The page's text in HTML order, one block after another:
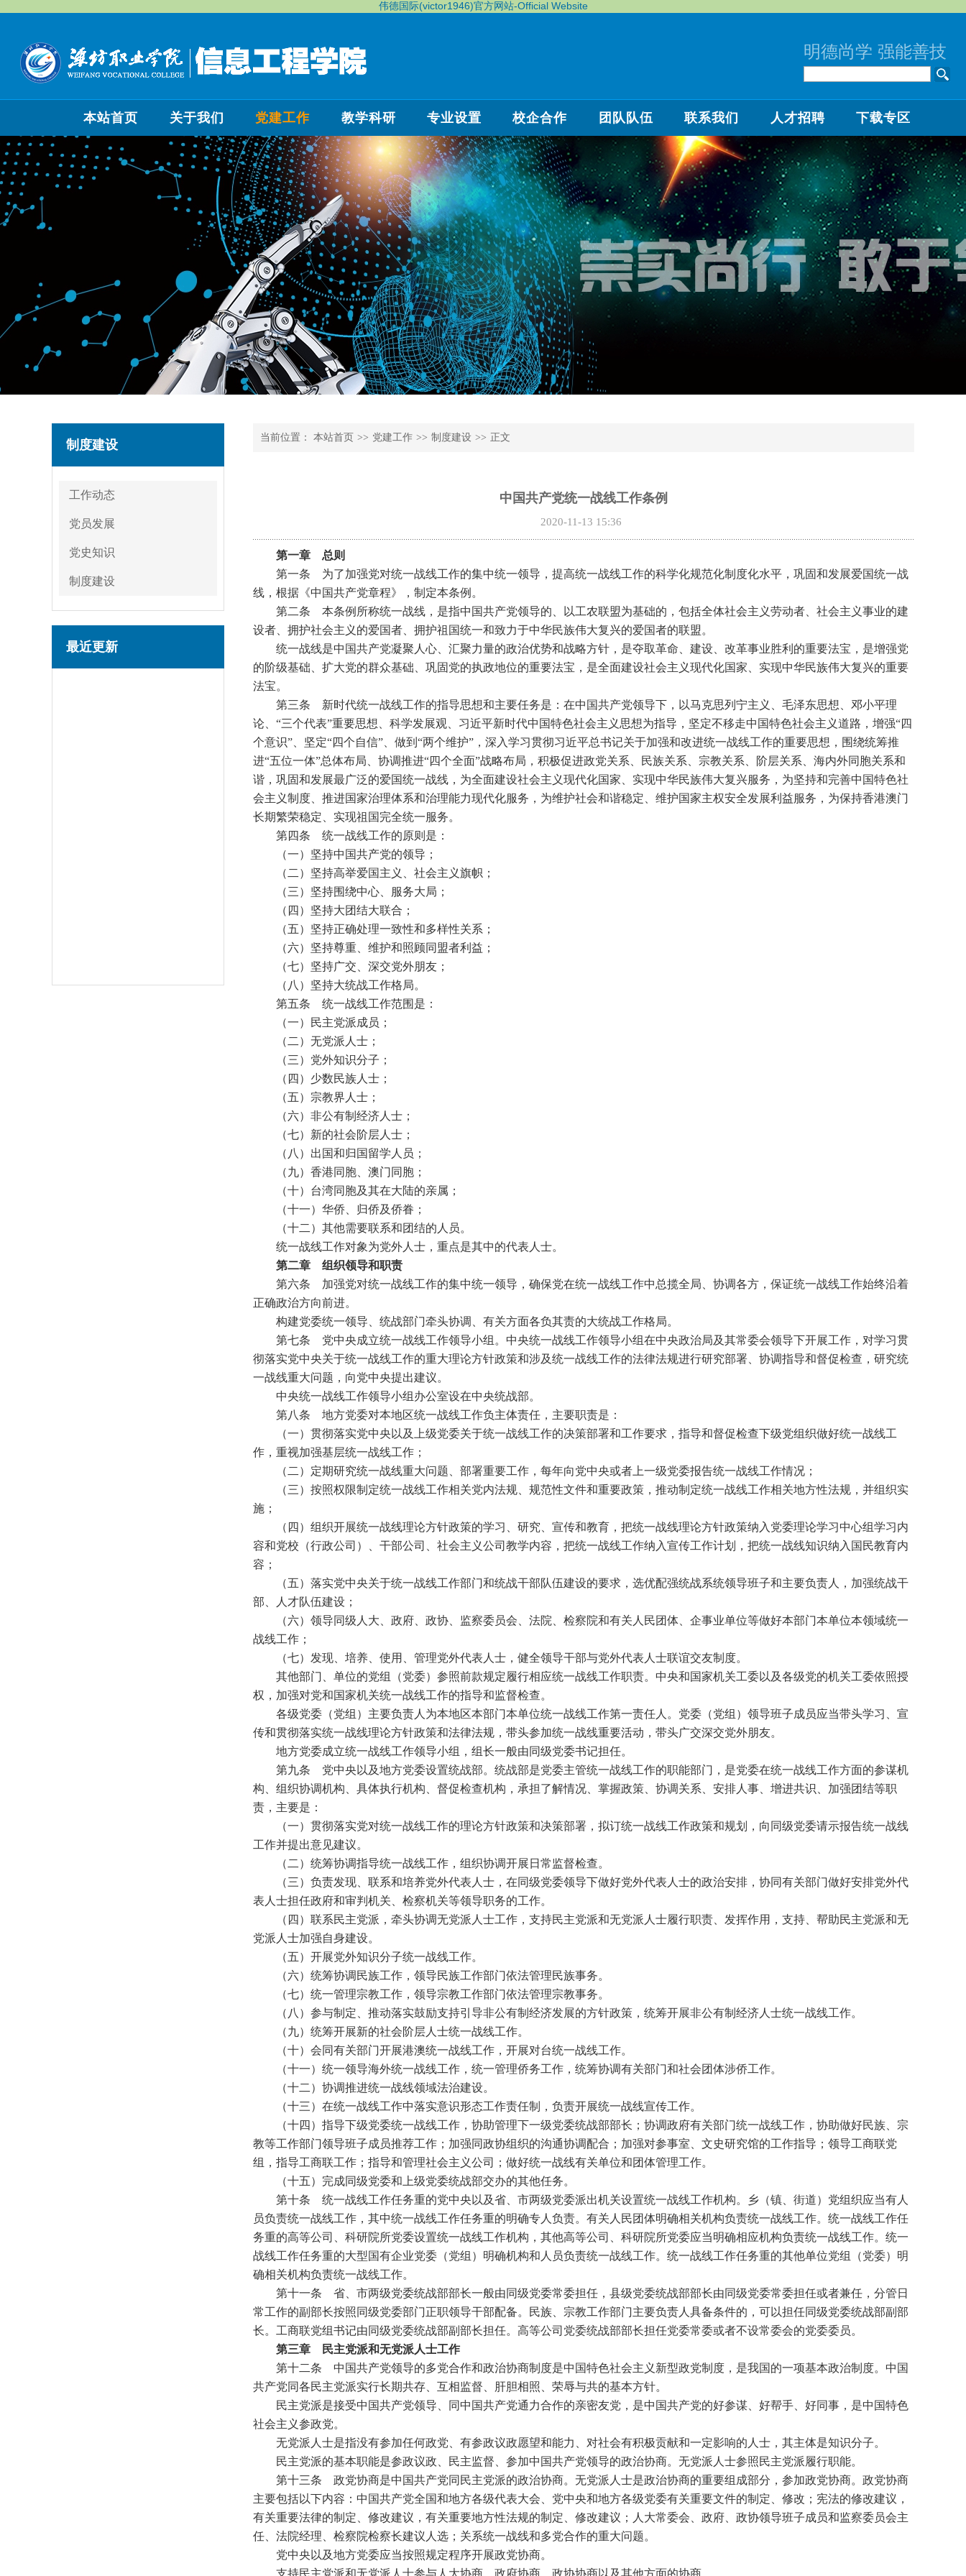
伟德国际(victor1946)官方网站-Official Website
明德尚学 强能善技
本站首页 关于我们 党建工作 教学科研 专业设置 校企合作 团队队伍 联系我们 人才招聘 下载专区
制度建设
工作动态
党员发展
党史知识
制度建设
最近更新
当前位置： 本站首页 >> 党建工作 >> 制度建设 >> 正文
中国共产党统一战线工作条例
2020-11-13 15:36
第一章 总则
第一条 为了加强党对统一战线工作的集中统一领导，提高统一战线工作的科学化规范化制度化水平，巩固和发展爱国统一战
线，根据《中国共产党章程》，制定本条例。
第二条 本条例所称统一战线，是指中国共产党领导的、以工农联盟为基础的，包括全体社会主义劳动者、社会主义事业的建
设者、拥护社会主义的爱国者、拥护祖国统一和致力于中华民族伟大复兴的爱国者的联盟。
统一战线是中国共产党凝聚人心、汇聚力量的政治优势和战略方针，是夺取革命、建设、改革事业胜利的重要法宝，是增强党
的阶级基础、扩大党的群众基础、巩固党的执政地位的重要法宝，是全面建设社会主义现代化国家、实现中华民族伟大复兴的重要
法宝。
第三条 新时代统一战线工作的指导思想和主要任务是：在中国共产党领导下，以马克思列宁主义、毛泽东思想、邓小平理
论、 “三个代表”重要思想、科学发展观、习近平新时代中国特色社会主义思想为指导，坚定不移走中国特色社会主义道路，增强“四
个意识” 、坚定“四个自信” 、做到 “两个维护” ，深入学习贯彻习近平总书记关于加强和改进统一战线工作的重要思想，围绕统筹推
进“五位一体”总体布局、协调推进“四个全面”战略布局，积极促进政党关系、民族关系、宗教关系、阶层关系、海内外同胞关系和
谐，巩固和发展最广泛的爱国统一战线，为全面建设社会主义现代化国家、实现中华民族伟大复兴服务，为坚持和完善中国特色社
会主义制度、推进国家治理体系和治理能力现代化服务，为维护社会和谐稳定、维护国家主权安全发展利益服务，为保持香港澳门
长期繁荣稳定、实现祖国完全统一服务。
第四条 统一战线工作的原则是：
（一）坚持中国共产党的领导；
（二）坚持高举爱国主义、社会主义旗帜；
（三）坚持围绕中心、服务大局；
（四）坚持大团结大联合；
（五）坚持正确处理一致性和多样性关系；
（六）坚持尊重、维护和照顾同盟者利益；
（七）坚持广交、深交党外朋友；
（八）坚持大统战工作格局。
第五条 统一战线工作范围是：
（一）民主党派成员；
（二）无党派人士；
（三）党外知识分子；
（四）少数民族人士；
（五）宗教界人士；
（六）非公有制经济人士；
（七）新的社会阶层人士；
（八）出国和归国留学人员；
（九）香港同胞、澳门同胞；
（十）台湾同胞及其在大陆的亲属；
（十一）华侨、归侨及侨眷；
（十二）其他需要联系和团结的人员。
统一战线工作对象为党外人士，重点是其中的代表人士。
第二章 组织领导和职责
第六条 加强党对统一战线工作的集中统一领导，确保党在统一战线工作中总揽全局、协调各方，保证统一战线工作始终沿着
正确政治方向前进。
构建党委统一领导、统战部门牵头协调、有关方面各负其责的大统战工作格局。
第七条 党中央成立统一战线工作领导小组。中央统一战线工作领导小组在中央政治局及其常委会领导下开展工作，对学习贯
彻落实党中央关于统一战线工作的重大理论方针政策和涉及统一战线工作的法律法规进行研究部署、协调指导和督促检查，研究统
一战线重大问题，向党中央提出建议。
中央统一战线工作领导小组办公室设在中央统战部。
第八条 地方党委对本地区统一战线工作负主体责任，主要职责是：
（一）贯彻落实党中央以及上级党委关于统一战线工作的决策部署和工作要求，指导和督促检查下级党组织做好统一战线工
作，重视加强基层统一战线工作；
（二）定期研究统一战线重大问题、部署重要工作，每年向党中央或者上一级党委报告统一战线工作情况；
（三）按照权限制定统一战线工作相关党内法规、规范性文件和重要政策，推动制定统一战线工作相关地方性法规，并组织实
施；
（四）组织开展统一战线理论方针政策的学习、研究、宣传和教育，把统一战线理论方针政策纳入党委理论学习中心组学习内
容和党校（行政公司）、干部公司、社会主义公司教学内容，把统一战线工作纳入宣传工作计划，把统一战线知识纳入国民教育内
容；
（五）落实党中央关于统一战线工作部门和统战干部队伍建设的要求，选优配强统战系统领导班子和主要负责人，加强统战干
部、人才队伍建设；
（六）领导同级人大、政府、政协、监察委员会、法院、检察院和有关人民团体、企事业单位等做好本部门本单位本领域统一
战线工作；
（七）发现、培养、使用、管理党外代表人士，健全领导干部与党外代表人士联谊交友制度。
其他部门、单位的党组（党委）参照前款规定履行相应统一战线工作职责。中央和国家机关工委以及各级党的机关工委依照授
权，加强对党和国家机关统一战线工作的指导和监督检查。
各级党委（党组）主要负责人为本地区本部门本单位统一战线工作第一责任人。党委（党组）领导班子成员应当带头学习、宣
传和贯彻落实统一战线理论方针政策和法律法规，带头参加统一战线重要活动，带头广交深交党外朋友。
地方党委成立统一战线工作领导小组，组长一般由同级党委书记担任。
第九条 党中央以及地方党委设置统战部。统战部是党委主管统一战线工作的职能部门，是党委在统一战线工作方面的参谋机
构、组织协调机构、具体执行机构、督促检查机构，承担了解情况、掌握政策、协调关系、安排人事、增进共识、加强团结等职
责，主要是：
（一）贯彻落实党对统一战线工作的理论方针政策和决策部署，拟订统一战线工作政策和规划，向同级党委请示报告统一战线
工作并提出意见建议。
（二）统筹协调指导统一战线工作，组织协调开展日常监督检查。
（三）负责发现、联系和培养党外代表人士，在同级党委领导下做好党外代表人士的政治安排，协同有关部门做好安排党外代
表人士担任政府和审判机关、检察机关等领导职务的工作。
（四）联系民主党派，牵头协调无党派人士工作，支持民主党派和无党派人士履行职责、发挥作用，支持、帮助民主党派和无
党派人士加强自身建设。
（五）开展党外知识分子统一战线工作。
（六）统筹协调民族工作，领导民族工作部门依法管理民族事务。
（七）统一管理宗教工作，领导宗教工作部门依法管理宗教事务。
（八）参与制定、推动落实鼓励支持引导非公有制经济发展的方针政策，统筹开展非公有制经济人士统一战线工作。
（九）统筹开展新的社会阶层人士统一战线工作。
（十）会同有关部门开展港澳统一战线工作，开展对台统一战线工作。
（十一）统一领导海外统一战线工作，统一管理侨务工作，统筹协调有关部门和社会团体涉侨工作。
（十二）协调推进统一战线领域法治建设。
（十三）在统一战线工作中落实意识形态工作责任制，负责开展统一战线宣传工作。
（十四）指导下级党委统一战线工作，协助管理下一级党委统战部部长；协调政府有关部门统一战线工作，协助做好民族、宗
教等工作部门领导班子成员推荐工作；加强同政协组织的沟通协调配合；加强对参事室、文史研究馆的工作指导；领导工商联党
组，指导工商联工作；指导和管理社会主义公司；做好统一战线有关单位和团体管理工作。
（十五）完成同级党委和上级党委统战部交办的其他任务。
第十条 统一战线工作任务重的党中央以及省、市两级党委派出机关设置统一战线工作机构。乡（镇、街道）党组织应当有人
员负责统一战线工作，其中统一战线工作任务重的明确专人负责。有关人民团体明确相关机构负责统一战线工作。统一战线工作任
务重的高等公司、科研院所党委设置统一战线工作机构，其他高等公司、科研院所党委应当明确相应机构负责统一战线工作。统一
战线工作任务重的大型国有企业党委（党组）明确机构和人员负责统一战线工作。统一战线工作任务重的其他单位党组（党委）明
确相关机构负责统一战线工作。
第十一条 省、市两级党委统战部部长一般由同级党委常委担任，县级党委统战部部长由同级党委常委担任或者兼任，分管日
常工作的副部长按照同级党委部门正职领导干部配备。民族、宗教工作部门主要负责人具备条件的，可以担任同级党委统战部副部
长。工商联党组书记由同级党委统战部副部长担任。高等公司党委统战部部长担任党委常委或者不设常委会的党委委员。
第三章 民主党派和无党派人士工作
第十二条 中国共产党领导的多党合作和政治协商制度是中国特色社会主义新型政党制度，是我国的一项基本政治制度。中国
共产党同各民主党派实行长期共存、互相监督、肝胆相照、荣辱与共的基本方针。
民主党派是接受中国共产党领导、同中国共产党通力合作的亲密友党，是中国共产党的好参谋、好帮手、好同事，是中国特色
社会主义参政党。
无党派人士是指没有参加任何政党、有参政议政愿望和能力、对社会有积极贡献和一定影响的人士，其主体是知识分子。
民主党派的基本职能是参政议政、民主监督、参加中国共产党领导的政治协商。无党派人士参照民主党派履行职能。
第十三条 政党协商是中国共产党同民主党派的政治协商。无党派人士是政治协商的重要组成部分，参加政党协商。政党协商
主要包括以下内容：中国共产党全国和地方各级代表大会、党中央和地方各级党委有关重要文件的制定、修改；宪法的修改建议，
有关重要法律的制定、修改建议，有关重要地方性法规的制定、修改建议；人大常委会、政府、政协领导班子成员和监察委员会主
任、法院经理、检察院检察长建议人选；关系统一战线和多党合作的重大问题。
党中央以及地方党委应当按照规定程序开展政党协商。
支持民主党派和无党派人士参与人大协商、政府协商、政协协商以及其他方面的协商。